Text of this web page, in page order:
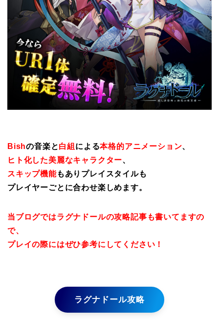
Bishの音楽と白組 による本格的アニメーション、
ヒト化した美麗なキャラクター、
スキップ機能もありプレイスタイルも
プレイヤーごとに合わせ楽しめます。
当ブログではラグナドールの攻略記事も書いてますの
で、
プレイの際にはぜひ参考にしてください！
ラグナドール攻略